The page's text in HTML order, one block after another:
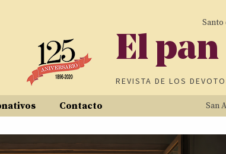
Santo
El
REVISTA DE LOS
Contacto San